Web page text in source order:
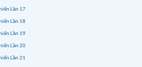
Lần 17
Lần 18
Lần 19
Lần 20
Lần 21